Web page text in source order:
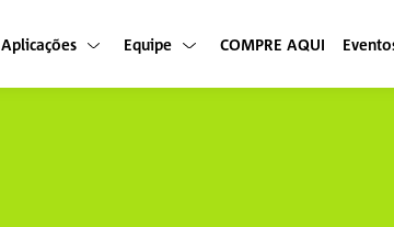
Aplicações Equipe COMPRE AQUI